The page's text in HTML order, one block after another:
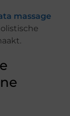
massage